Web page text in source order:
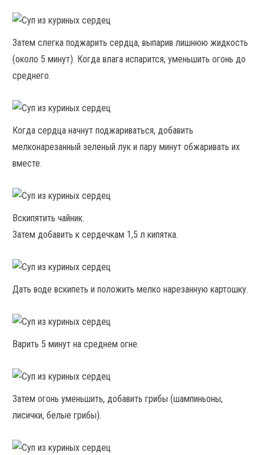
Затем слегка поджарить сердца, выпарив лишнюю жидкость
(около 5 минут). Когда влага испарится, уменьшить огонь до
среднего.
Когда сердца начнут поджариваться, добавить
мелконарезанный зеленый лук и пару минут обжаривать их
вместе.
Вскипятить чайник.
Затем добавить к сердечкам 1,5 л кипятка.
Дать воде вскипеть и положить мелко нарезанную картошку.
Варить 5 минут на среднем огне.
Затем огонь уменьшить, добавить грибы (шампиньоны,
лисички, белые грибы).